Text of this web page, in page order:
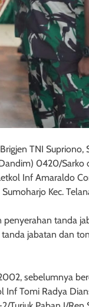
TNI Supriono,
0420/
Inf Amaraldo
Kec.
tanda
jabatan dan
sebelumnya
Tomi Radya